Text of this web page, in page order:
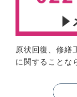
原状回復、修繕
に関することな